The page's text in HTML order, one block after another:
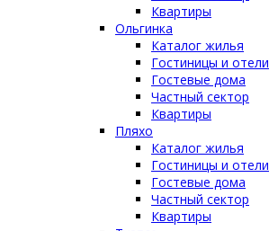
Квартиры
Ольгинка
Каталог жилья
Гостиницы и отели
Гостевые дома
Частный сектор
Квартиры
Пляхо
Каталог жилья
Гостиницы и отели
Гостевые дома
Частный сектор
Квартиры